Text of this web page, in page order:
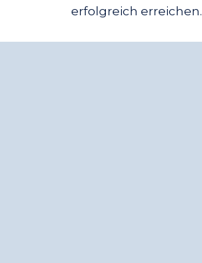
erfolgreich erreichen.